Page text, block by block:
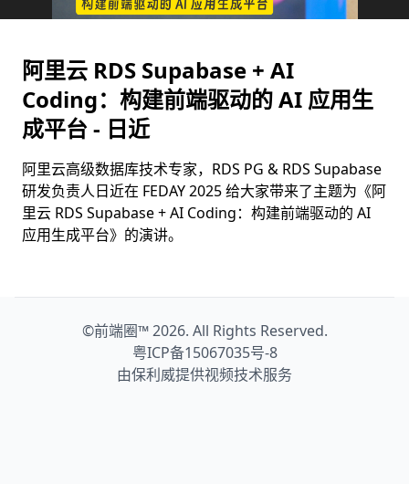
阿里云 RDS Supabase + AI
Coding：构建前端驱动的 AI 应用生
成平台 - 日近
阿里云高级数据库技术专家，RDS PG & RDS Supabase
研发负责人日近在 FEDAY 2025 给大家带来了主题为《阿
里云 RDS Supabase + AI Coding：构建前端驱动的 AI
应用生成平台》的演讲。
©前端圈™2026. All Rights Reserved.
粤ICP备15067035号-8
由保利威提供视频技术服务